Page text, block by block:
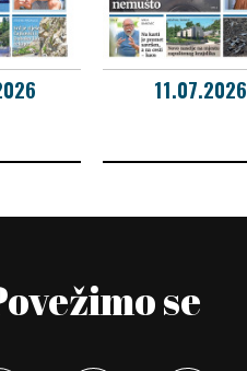
11.07.2026
se